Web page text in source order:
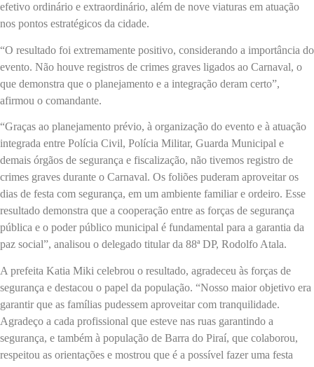
efetivo ordinário e extraordinário, além de nove viaturas em atuação
nos pontos estratégicos da cidade.
“O resultado foi extremamente positivo, considerando a importância do
evento. Não houve registros de crimes graves ligados ao Carnaval, o
que demonstra que o planejamento e a integração deram certo”,
afirmou o comandante.
“Graças ao planejamento prévio, à organização do evento e à atuação
integrada entre Polícia Civil, Polícia Militar, Guarda Municipal e
demais órgãos de segurança e fiscalização, não tivemos registro de
crimes graves durante o Carnaval. Os foliões puderam aproveitar os
dias de festa com segurança, em um ambiente familiar e ordeiro. Esse
resultado demonstra que a cooperação entre as forças de segurança
pública e o poder público municipal é fundamental para a garantia da
paz social”, analisou o delegado titular da 88ª DP, Rodolfo Atala.
A prefeita Katia Miki celebrou o resultado, agradeceu às forças de
segurança e destacou o papel da população. “Nosso maior objetivo era
garantir que as famílias pudessem aproveitar com tranquilidade.
Agradeço a cada profissional que esteve nas ruas garantindo a
segurança, e também à população de Barra do Piraí, que colaborou,
respeitou as orientações e mostrou que é a possível fazer uma festa